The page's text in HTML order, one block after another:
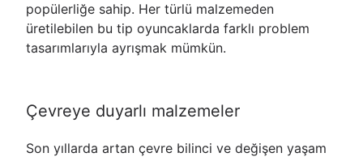
popülerliğe sahip. Her türlü malzemeden
üretilebilen bu tip oyuncaklarda farklı problem
tasarımlarıyla ayrışmak mümkün.
Çevreye duyarlı malzemeler
Son yıllarda artan çevre bilinci ve değişen yaşam